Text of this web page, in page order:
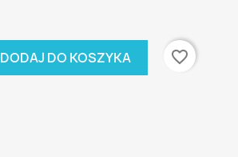
DODAJ DO KOSZYKA
favorite_border